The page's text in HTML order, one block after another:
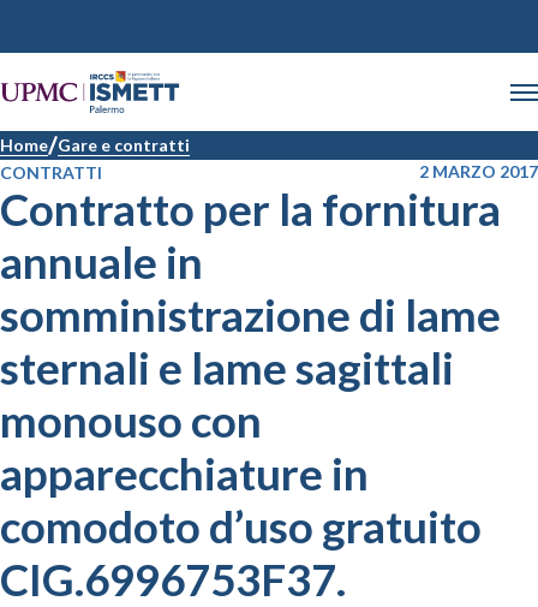
Home Gare e contratti
CONTRATTI
2 MARZO 2017
Contratto per la fornitura
annuale in
somministrazione di lame
sternali e lame sagittali
monouso con
apparecchiature in
comodoto d’uso gratuito
CIG.6996753F37.